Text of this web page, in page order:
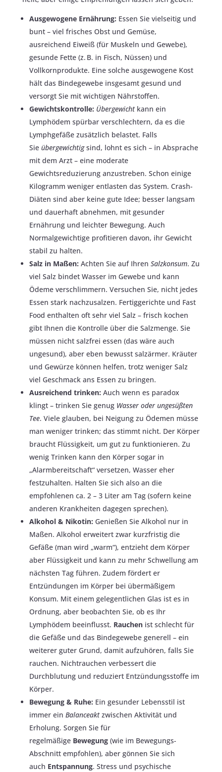
Ausgewogene Ernährung: Essen Sie vielseitig und
bunt – viel frisches Obst und Gemüse,
ausreichend Eiweiß (für Muskeln und Gewebe),
gesunde Fette (z. B. in Fisch, Nüssen) und
Vollkornprodukte. Eine solche ausgewogene Kost
hält das Bindegewebe insgesamt gesund und
versorgt Sie mit wichtigen Nährstoffen.
Gewichtskontrolle: Übergewichtkann ein
Lymphödem spürbar verschlechtern, da es die
Lymphgefäße zusätzlich belastet. Falls
Sie übergewichtigsind, lohnt es sich – in Absprache
mit dem Arzt – eine moderate
Gewichtsreduzierung anzustreben. Schon einige
Kilogramm weniger entlasten das System. Crash-
Diäten sind aber keine gute Idee; besser langsam
und dauerhaft abnehmen, mit gesunder
Ernährung und leichter Bewegung. Auch
Normalgewichtige profitieren davon, ihr Gewicht
stabil zu halten.
Salz in Maßen: Achten Sie auf Ihren Salzkonsum. Zu
viel Salz bindet Wasser im Gewebe und kann
Ödeme verschlimmern​. Versuchen Sie, nicht jedes
Essen stark nachzusalzen. Fertiggerichte und Fast
Food enthalten oft sehr viel Salz – frisch kochen
gibt Ihnen die Kontrolle über die Salzmenge. Sie
müssen nicht salzfrei essen (das wäre auch
ungesund), aber eben bewusst salzärmer. Kräuter
und Gewürze können helfen, trotz weniger Salz
viel Geschmack ans Essen zu bringen.
Ausreichend trinken: Auch wenn es paradox
klingt – trinken Sie genug Wasser oder ungesüßten
Tee. Viele glauben, bei Neigung zu Ödemen müsse
man weniger trinken; das stimmt nicht. Der Körper
braucht Flüssigkeit, um gut zu funktionieren. Zu
wenig Trinken kann den Körper sogar in
„Alarmbereitschaft“ versetzen, Wasser eher
festzuhalten. Halten Sie sich also an die
empfohlenen ca. 2 – 3 Liter am Tag (sofern keine
anderen Krankheiten dagegen sprechen).
Alkohol & Nikotin: Genießen Sie Alkohol nur in
Maßen. Alkohol erweitert zwar kurzfristig die
Gefäße (man wird „warm“), entzieht dem Körper
aber Flüssigkeit und kann zu mehr Schwellung am
nächsten Tag führen. Zudem fördert er
Entzündungen im Körper bei übermäßigem
Konsum. Mit einem gelegentlichen Glas ist es in
Ordnung, aber beobachten Sie, ob es Ihr
Lymphödem beeinflusst. Rauchenist schlecht für
die Gefäße und das Bindegewebe generell – ein
weiterer guter Grund, damit aufzuhören, falls Sie
rauchen. Nichtrauchen verbessert die
Durchblutung und reduziert Entzündungsstoffe im
Körper.
Bewegung & Ruhe: Ein gesunder Lebensstil ist
immer ein Balanceaktzwischen Aktivität und
Erholung. Sorgen Sie für
regelmäßige Bewegung(wie im Bewegungs-
Abschnitt empfohlen), aber gönnen Sie sich
auch Entspannung. Stress und psychische